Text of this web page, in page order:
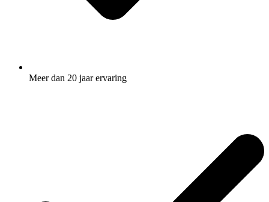
Meer dan 20 jaar ervaring